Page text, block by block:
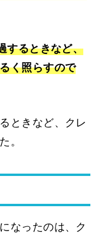
するときなど、
く照らすので
ときなど、クレ
。
なったのは、ク